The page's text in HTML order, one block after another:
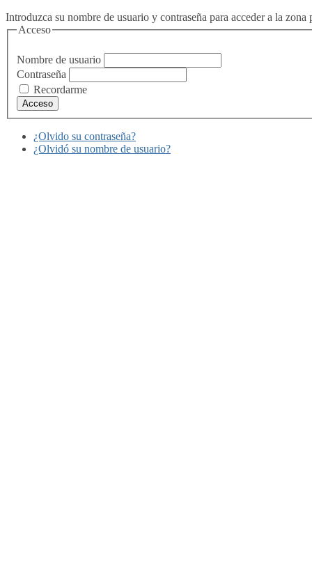
Introduzca su nombre de usuario y contraseña para acceder a la zona
Acceso
Nombre de usuario
Contraseña
Recordarme
¿Olvido su contraseña?
¿Olvidó su nombre de usuario?